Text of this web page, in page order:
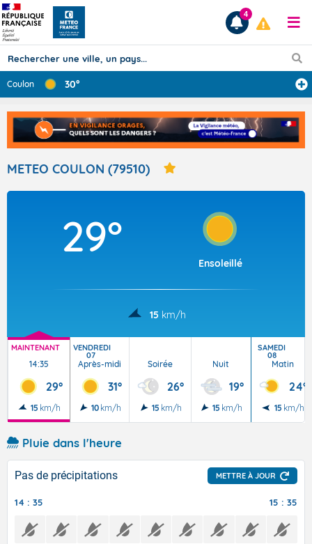
Prévisions
TOUS LES RÉSULTATS
Articles
4
Coulon 30°
METEO COULON (79510)
29°
Ensoleillé
15 km/h
MAINTENANT
14:35
29°
15 km/h
VENDREDI
07
Après-midi
31°
10 km/h
Soirée
26°
15 km/h
Nuit
19°
15 km/h
SAMEDI
08
Matin
24°
15 km/h
Pluie dans l'heure
Pas de précipitations METTRE À JOUR
14 : 35 15 : 35